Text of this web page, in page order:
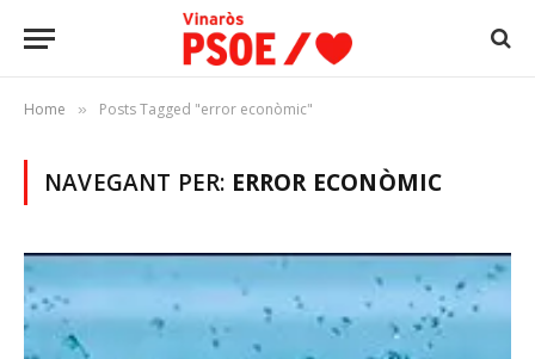
Home » Posts Tagged "error econòmic"
NAVEGANT PER: ERROR ECONÒMIC